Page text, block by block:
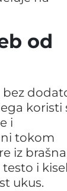
od
bez
koristi
i
tokom
iz
i
ukus.